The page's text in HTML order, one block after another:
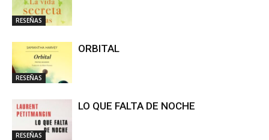
RESEÑAS
RESEÑAS
ORBITAL
RESEÑAS
LO QUE FALTA DE NOCHE